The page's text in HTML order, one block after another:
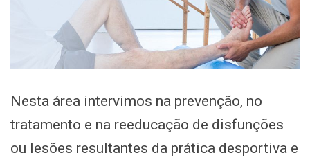
Nesta área intervimos na prevenção, no
tratamento e na reeducação de disfunções
ou lesões resultantes da prática desportiva e